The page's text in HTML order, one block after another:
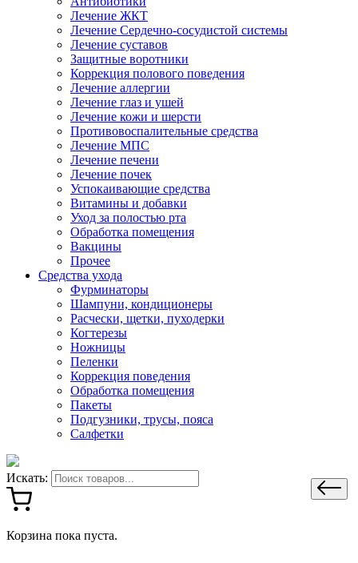
Лечение ЖКТ
Лечение Сердечно-сосудистой системы
Лечение суставов
Защитные воротники
Коррекция полового поведения
Лечение аллергии
Лечение глаз и ушей
Лечение кожи и шерсти
Противовоспалительные средства
Лечение МПС
Лечение печени
Лечение почек
Успокаивающие средства
Витамины и добавки
Уход за полостью рта
Обработка помещения
Вакцины
Прочее
Средства ухода
Фурминаторы
Шампуни, кондиционеры
Расчески, щетки, пуходерки
Когтерезы
Ножницы
Пеленки
Коррекция поведения
Обработка помещения
Пакеты
Подгузники, трусы, пояса
Салфетки
Искать:
Корзина пока пуста.